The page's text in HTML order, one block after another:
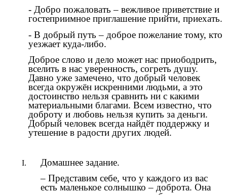
- Добро пожаловать – вежливое приветствие и
гостеприимное приглашение прийти, приехать.
- В добрый путь – доброе пожелание тому, кто
уезжает куда-либо.
Доброе слово и дело может нас приободрить,
вселить в нас уверенность, согреть душу.
Давно уже замечено, что добрый человек
всегда окружён искренними людьми, а это
достоинство нельзя сравнить ни с какими
материальными благами. Всем известно, что
доброту и любовь нельзя купить за деньги.
Добрый человек всегда найдёт поддержку и
утешение в радости других людей.
Домашнее задание.
– Представим себе, что у каждого из вас
есть маленькое солнышко – доброта. Она